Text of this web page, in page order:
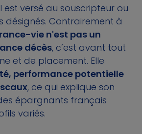
est versé au souscripteur ou
désignés. Contrairement à
vie n'est pas un
décès, c’est avant tout
et de placement. Elle
performance potentielle
, ce qui explique son
épargnants français
variés.